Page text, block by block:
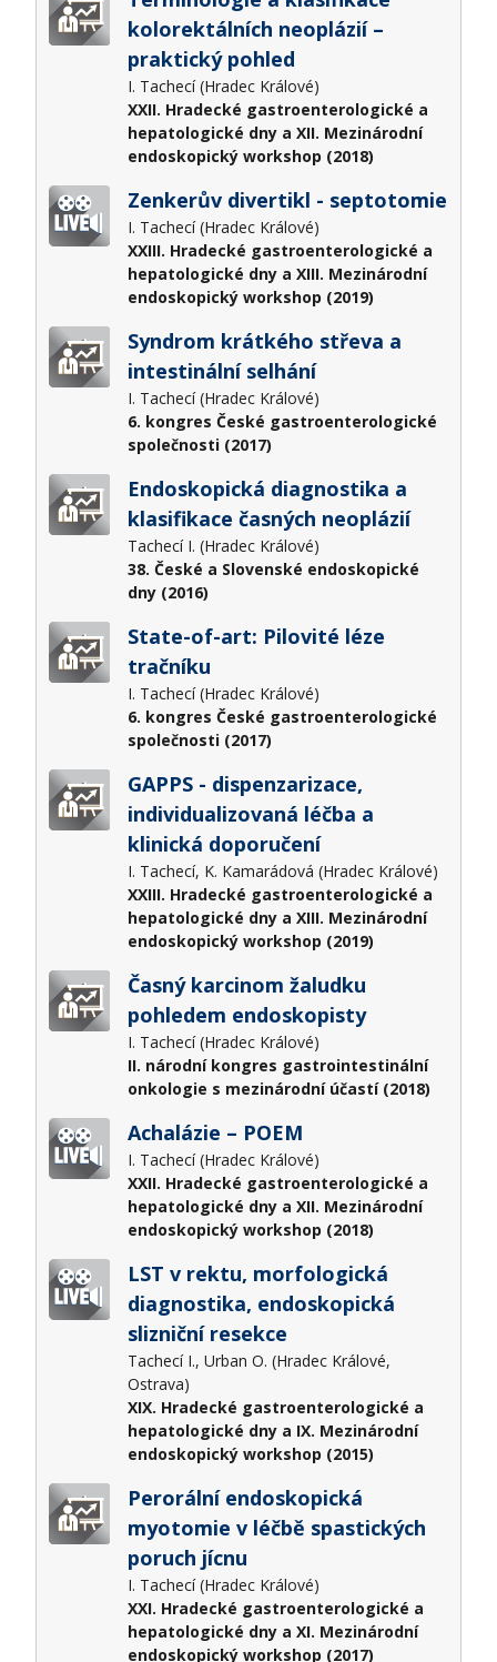
kolorektálních neoplázií –
praktický pohled
I. Tachecí (Hradec Králové)
XXII. Hradecké gastroenterologické a
hepatologické dny a XII. Mezinárodní
endoskopický workshop (2018)
Zenkerův divertikl - septotomie
I. Tachecí (Hradec Králové)
XXIII. Hradecké gastroenterologické a
hepatologické dny a XIII. Mezinárodní
endoskopický workshop (2019)
Syndrom krátkého střeva a
intestinální selhání
I. Tachecí (Hradec Králové)
6. kongres České gastroenterologické
společnosti (2017)
Endoskopická diagnostika a
klasifikace časných neoplázií
Tachecí I. (Hradec Králové)
38. České a Slovenské endoskopické
dny (2016)
State-of-art: Pilovité léze
tračníku
I. Tachecí (Hradec Králové)
6. kongres České gastroenterologické
společnosti (2017)
GAPPS - dispenzarizace,
individualizovaná léčba a
klinická doporučení
I. Tachecí, K. Kamarádová (Hradec Králové)
XXIII. Hradecké gastroenterologické a
hepatologické dny a XIII. Mezinárodní
endoskopický workshop (2019)
Časný karcinom žaludku
pohledem endoskopisty
I. Tachecí (Hradec Králové)
II. národní kongres gastrointestinální
onkologie s mezinárodní účastí (2018)
Achalázie – POEM
I. Tachecí (Hradec Králové)
XXII. Hradecké gastroenterologické a
hepatologické dny a XII. Mezinárodní
endoskopický workshop (2018)
LST v rektu, morfologická
diagnostika, endoskopická
slizniční resekce
Tachecí I., Urban O. (Hradec Králové,
Ostrava)
XIX. Hradecké gastroenterologické a
hepatologické dny a IX. Mezinárodní
endoskopický workshop (2015)
Perorální endoskopická
myotomie v léčbě spastických
poruch jícnu
I. Tachecí (Hradec Králové)
XXI. Hradecké gastroenterologické a
hepatologické dny a XI. Mezinárodní
endoskopický workshop (2017)